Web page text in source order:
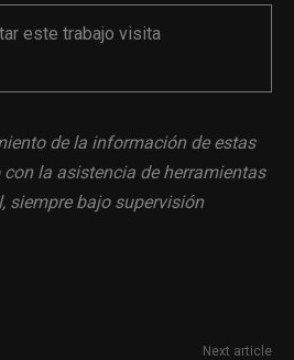
este trabajo visita
de la información de estas
la asistencia de herramientas
siempre bajo supervisión
Next article